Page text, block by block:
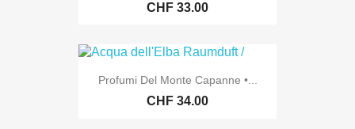
CHF 33.00
Profumi Del Monte Capanne •...
CHF 34.00